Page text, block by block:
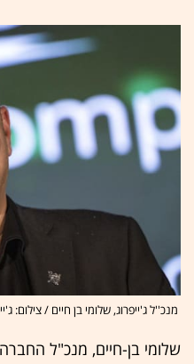
מנכ''ל ג'ייפרוג, שלומי בן חיים / צילום:
שלומי בן-חיים, מנכ"ל